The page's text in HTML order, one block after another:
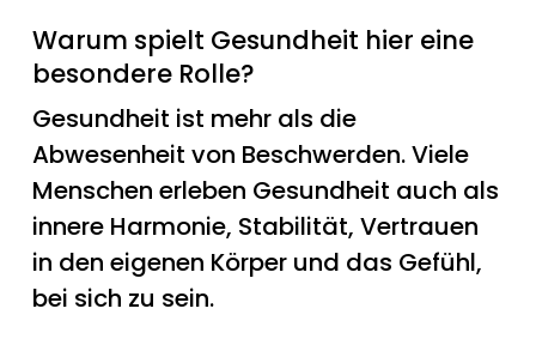
Warum spielt Gesundheit hier eine
besondere Rolle?
Gesundheit ist mehr als die
Abwesenheit von Beschwerden. Viele
Menschen erleben Gesundheit auch als
innere Harmonie, Stabilität, Vertrauen
in den eigenen Körper und das Gefühl,
bei sich zu sein.